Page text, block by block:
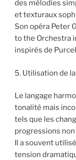
des mélodies
et texturaux
Son opéra Peter
to the Orchestra
inspirés de
5. Utilisation de
Le langage
tonalité mais
tels que les
progressions
Il a souvent
tension